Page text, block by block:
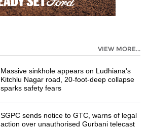
VIEW MORE...
Massive sinkhole appears on Ludhiana's
Kitchlu Nagar road, 20-foot-deep collapse
sparks safety fears
SGPC sends notice to GTC, warns of legal
action over unauthorised Gurbani telecast